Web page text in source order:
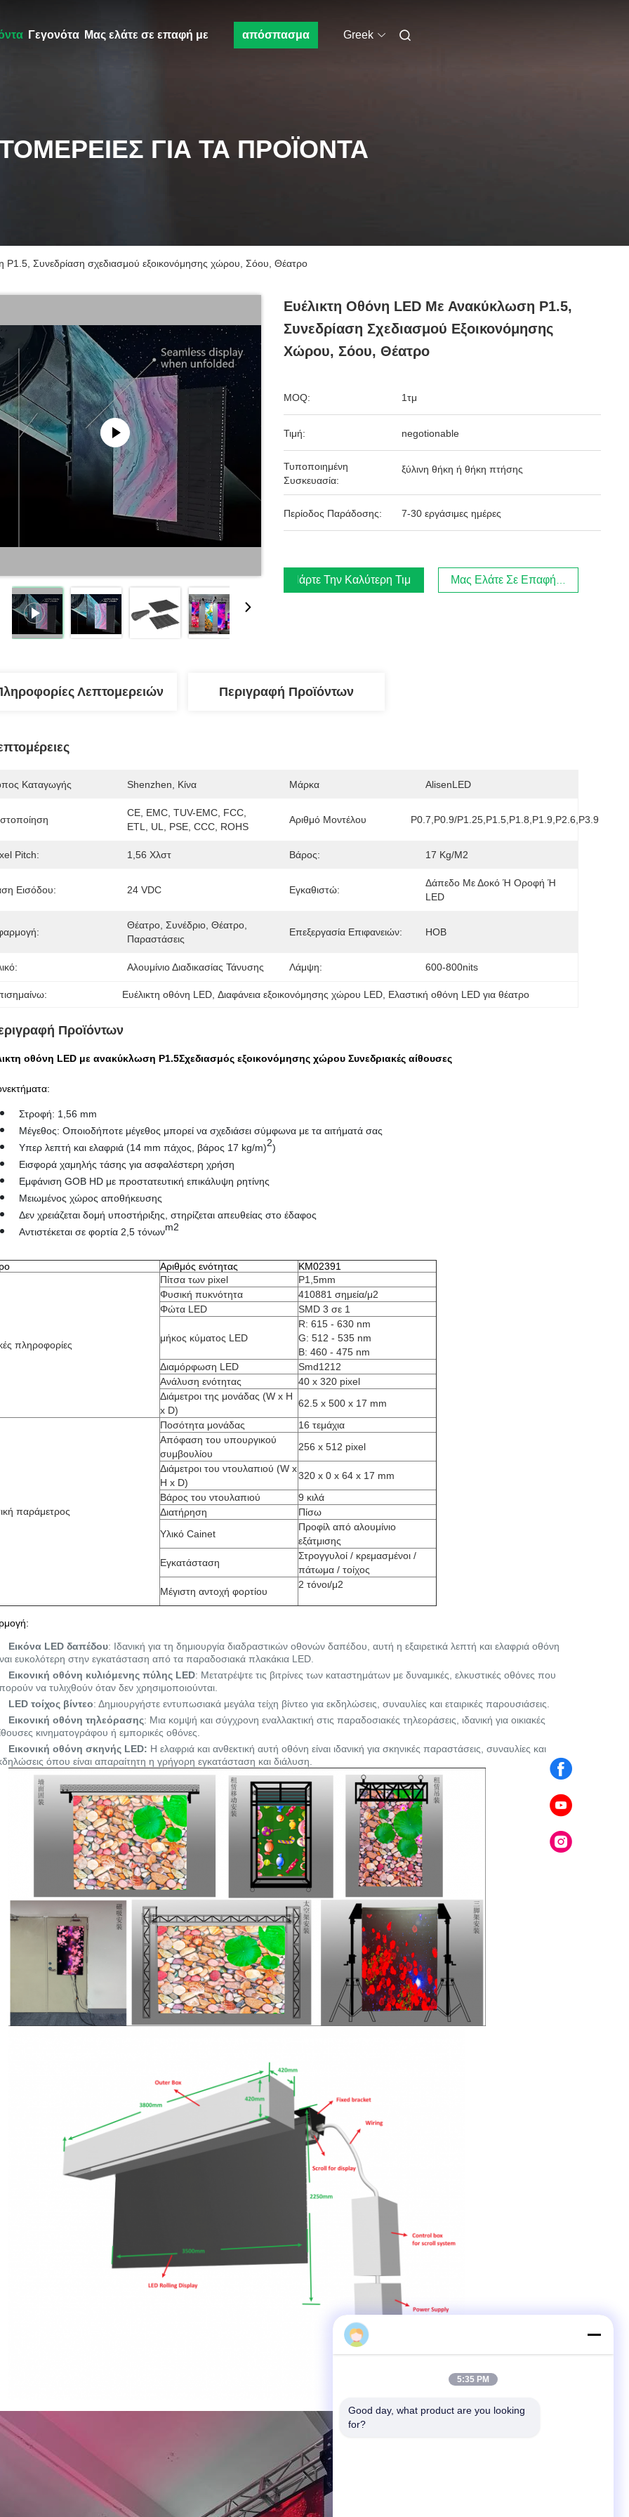
Γεγονότα Μας ελάτε σε επαφή με απόσπασμα Greek
ΓΙΑ ΤΑ ΠΡΟΪΌΝΤΑ
P1.5, Συνεδρίαση σχεδιασμού εξοικονόμησης χώρου, Σόου, Θέατρο
Ευέλικτη Οθόνη LED Με Ανακύκλωση P1.5,
Συνεδρίαση Σχεδιασμού Εξοικονόμησης
Χώρου, Σόου, Θέατρο
MOQ: 1τμ
Τιμή: negotionable
Τυποποιημένη
Συσκευασία:
ξύλινη θήκη ή θήκη πτήσης
Περίοδος Παράδοσης: 7-30 εργάσιμες ημέρες
Πάρτε Την Καλύτερη Τιμή Μας Ελάτε Σε Επαφή Με
Λεπτομερειών Περιγραφή Προϊόντων
Καταγωγής Shenzhen, Κίνα Μάρκα AlisenLED
CE, EMC, TUV-EMC, FCC,
ETL, UL, PSE, CCC, ROHS
Αριθμό Μοντέλου P0.7,P0.9/P1.25,P1.5,P1.8,P1.9,P2.6,P3.9
Pitch: 1,56 Χλστ Βάρος: 17 Kg/m2
Εισόδου: 24 VDC Εγκαθιστώ:
Δάπεδο Με Δοκό Ή Οροφή Ή
LED
Θέατρο, Συνέδριο, Θέατρο,
Παραστάσεις
Επεξεργασία Επιφανειών: HOB
Αλουμίνιο Διαδικασίας Τάνυσης Λάμψη: 600-800nits
Ευέλικτη οθόνη LED , Διαφάνεια εξοικονόμησης χώρου LED Ελαστική οθόνη LED για θέατρο
Προϊόντων
οθόνη LED με ανακύκλωση P1.5Σχεδιασμός εξοικονόμησης χώρου Συνεδριακές αίθουσες
Στροφή: 1,56 mm
Μέγεθος: Οποιοδήποτε μέγεθος μπορεί να σχεδιάσει σύμφωνα με τα αιτήματά σας
Υπερ λεπτή και ελαφριά (14 mm πάχος, βάρος 17 kg/m)2)
Εισφορά χαμηλής τάσης για ασφαλέστερη χρήση
Εμφάνιση GOB HD με προστατευτική επικάλυψη ρητίνης
Μειωμένος χώρος αποθήκευσης
Δεν χρειάζεται δομή υποστήριξης, στηρίζεται απευθείας στο έδαφος
Αντιστέκεται σε φορτία 2,5 τόνωνm2
Αριθμός ενότητας KM02391
πληροφορίες
Πίτσα των pixel
P1,5mm
Φυσική πυκνότητα
410881 σημεία/μ2
Φώτα LED
SMD 3 σε 1
μήκος κύματος LED
R: 615 - 630 nm
G: 512 - 535 nm
Β: 460 - 475 nm
Διαμόρφωση LED
Smd1212
Ανάλυση ενότητας
40 x 320 pixel
Διάμετροι της μονάδας (W x H
x D)
62.5 x 500 x 17 mm
παράμετρος
Ποσότητα μονάδας
16 τεμάχια
Απόφαση του υπουργικού
συμβουλίου
256 x 512 pixel
Διάμετροι του ντουλαπιού (W x
H x D)
320 x 0 x 64 x 17 mm
Βάρος του ντουλαπιού
9 κιλά
Διατήρηση
Πίσω
Υλικό Cainet
Προφίλ από αλουμίνιο
εξάτμισης
Εγκατάσταση
Στρογγυλοί / κρεμασμένοι /
πάτωμα / τοίχος
Μέγιστη αντοχή φορτίου
2 τόνοι/μ2
Εικόνα LED δαπέδου: Ιδανική για τη δημιουργία διαδραστικών οθονών δαπέδου, αυτή η εξαιρετικά λεπτή και ελαφριά οθόνη
ευκολότερη στην εγκατάσταση από τα παραδοσιακά πλακάκια LED.
Εικονική οθόνη κυλιόμενης πύλης LED: Μετατρέψτε τις βιτρίνες των καταστημάτων με δυναμικές, ελκυστικές οθόνες που
να τυλιχθούν όταν δεν χρησιμοποιούνται.
LED τοίχος βίντεο: Δημιουργήστε εντυπωσιακά μεγάλα τείχη βίντεο για εκδηλώσεις, συναυλίες και εταιρικές παρουσιάσεις.
Εικονική οθόνη τηλεόρασης: Μια κομψή και σύγχρονη εναλλακτική στις παραδοσιακές τηλεοράσεις, ιδανική για οικιακές
κινηματογράφου ή εμπορικές οθόνες.
Εικονική οθόνη σκηνής LED: Η ελαφριά και ανθεκτική αυτή οθόνη είναι ιδανική για σκηνικές παραστάσεις, συναυλίες και
όπου είναι απαραίτητη η γρήγορη εγκατάσταση και διάλυση.
5:35 PM
Good day, what product are you looking
for?